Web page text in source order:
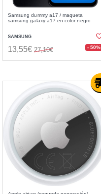
Samsung dummy a17 / maqueta
samsung galaxy a17 en color negro
SAMSUNG
13,55€ 27,10€ - 50%